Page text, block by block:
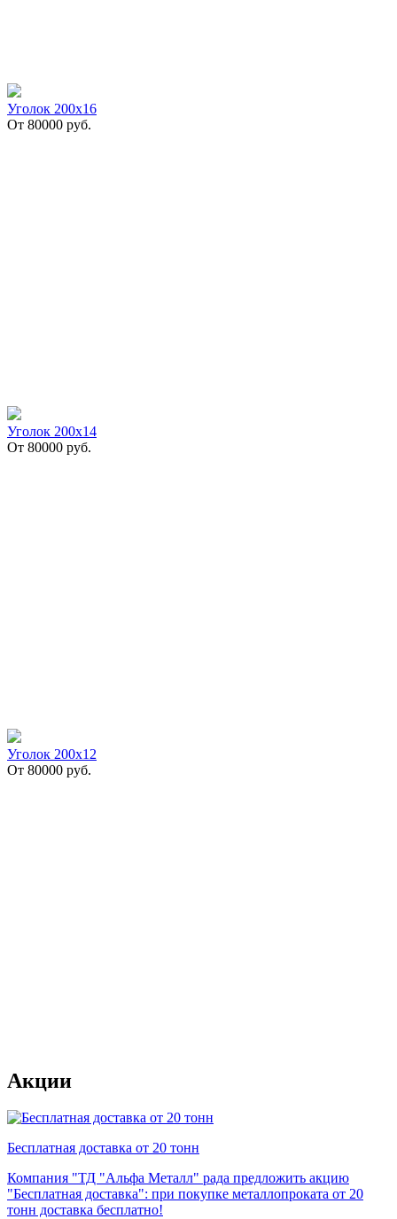
Уголок 200х16
От 80000 руб.
Уголок 200х14
От 80000 руб.
Уголок 200х12
От 80000 руб.
Акции
Бесплатная доставка от 20 тонн
Компания "ТД "Альфа Металл" рада предложить акцию
"Бесплатная доставка": при покупке металлопроката от 20
тонн доставка бесплатно!